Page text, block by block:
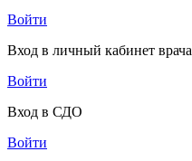
Войти
Вход в личный кабинет врача
Войти
Вход в СДО
Войти